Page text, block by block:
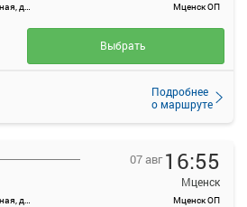
Орел, г. Орел, ул. Автовокзальная, д. 1 Мценск ОП
Подробнее
о маршруте
Выбрать
Орел, г. Орел, ул. Автовокзальная, д. 1
07 авг 16:55
Мценск
Мценск ОП